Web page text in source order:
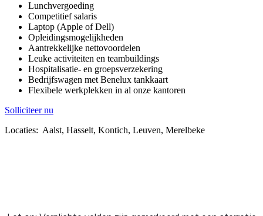
Lunchvergoeding
Competitief salaris
Laptop (Apple of Dell)
Opleidingsmogelijkheden
Aantrekkelijke nettovoordelen
Leuke activiteiten en teambuildings
Hospitalisatie- en groepsverzekering
Bedrijfswagen met Benelux tankkaart
Flexibele werkplekken in al onze kantoren
Solliciteer nu
Locaties: Aalst, Hasselt, Kontich, Leuven, Merelbeke